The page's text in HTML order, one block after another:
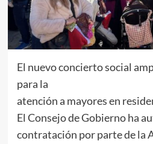
El nuevo concierto social
para la
atención a mayores en
El Consejo de Gobierno ha
contratación por parte de la